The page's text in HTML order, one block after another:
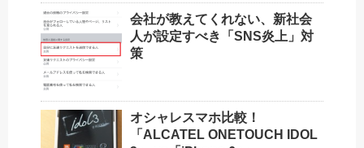
会社が教えてくれない、新社会
人が設定すべき「SNS炎上」対
策
オシャレスマホ比較！
「ALCATEL ONETOUCH IDOL